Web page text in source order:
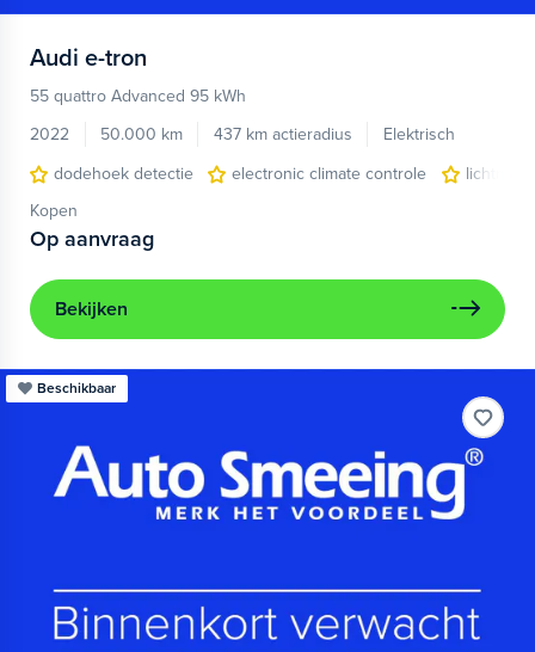
Audi e-tron
55 quattro Advanced 95 kWh
2022
50.000 km 437 km actieradius
Elektrisch
dodehoek detectie
electronic climate controle
Kopen
Op aanvraag
Bekijken
Beschikbaar